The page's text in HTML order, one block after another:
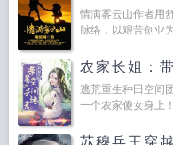
情满雾云山作者用
脉络，以艰苦创业
农家长姐：
逃荒重生种田空间
一个农家傻女身上
苏穆兵王穿越